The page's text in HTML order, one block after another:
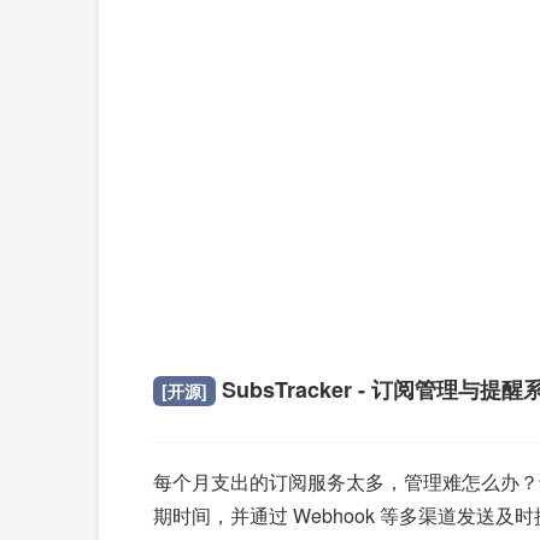
[开源] SubsTracker - 订阅管理与提醒
每个月支出的订阅服务太多，管理难怎么办
期时间，并通过 Webhook 等多渠道发送及时